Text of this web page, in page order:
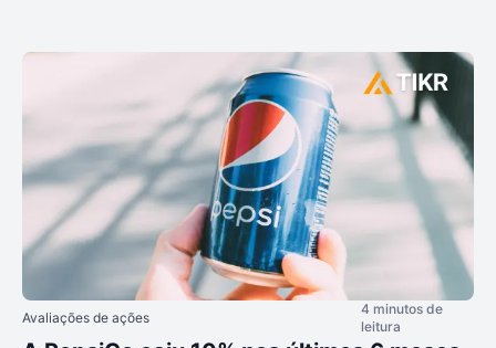
Avaliações de ações
4 minutos de
leitura